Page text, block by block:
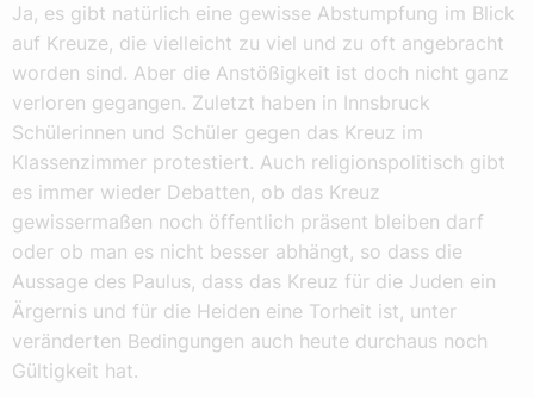
Ja, es gibt natürlich eine gewisse Abstumpfung im Blick
auf Kreuze, die vielleicht zu viel und zu oft angebracht
worden sind. Aber die Anstößigkeit ist doch nicht ganz
verloren gegangen. Zuletzt haben in Innsbruck
Schülerinnen und Schüler gegen das Kreuz im
Klassenzimmer protestiert. Auch religionspolitisch gibt
es immer wieder Debatten, ob das Kreuz
gewissermaßen noch öffentlich präsent bleiben darf
oder ob man es nicht besser abhängt, so dass die
Aussage des Paulus, dass das Kreuz für die Juden ein
Ärgernis und für die Heiden eine Torheit ist, unter
veränderten Bedingungen auch heute durchaus noch
Gültigkeit hat.